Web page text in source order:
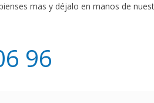
mas y déjalo en manos de
96